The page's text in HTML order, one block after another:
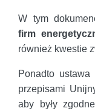
W tym
firm
również kwestie
Ponadto
przepisami
aby były